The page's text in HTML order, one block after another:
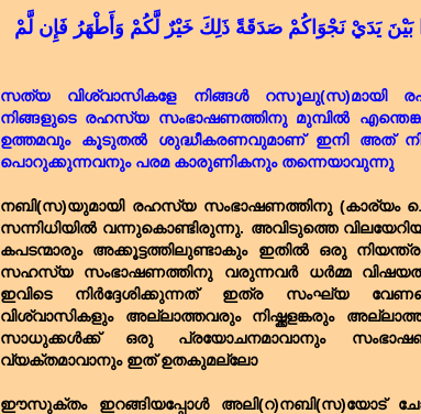
بَيْنَ يَدَيْ نَجْوَاكُمْ صَدَقَةً ذَلِكَ خَيْرٌ لَّكُمْ وَأَطْهَرُ فَإِن لَّمْ
സത്യ വിശ്വാസികളേ നിങ്ങൾ റസൂലു(സ)മായി
നിങ്ങളുടെ രഹസ്യ സംഭാഷണത്തിനു മുമ്പിൽ
ഉത്തമവും കൂടുതൽ ശുദ്ധീകരണവുമാണ് ഇനി അത്
പൊറുക്കുന്നവനും പരമ കാരുണികനും തന്നെയാവുന്നു
നബി(സ)യുമായി രഹസ്യ സംഭാഷണത്തിനു (കാര്യം
സന്നിധിയിൽ വന്നുകൊണ്ടിരുന്നു. അവിടുത്തെ
കപടന്മാരും അക്കൂട്ടത്തിലുണ്ടാകും ഇതിൽ ഒരു
സഹസ്യ സംഭാഷണത്തിനു വരുന്നവർ ധർമ്മ
ഇവിടെ നിർദ്ദേശിക്കുന്നത് ഇത്ര സംഘ്യ
വിശ്വാസികളും അല്ലാത്തവരും നിഷ്ക്കളങ്കരും
സാധുക്കൾക്ക് ഒരു പ്രയോചനമാവാനും
വ്യക്തമാവാനും ഇത് ഉതകുമല്ലോ
ഈസുക്തം ഇറങ്ങിയപ്പോൾ അലി(റ)നബി(സ)യോട്